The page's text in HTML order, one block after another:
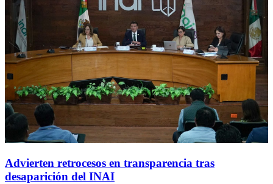
Advierten retrocesos en transparencia tras
desaparición del INAI